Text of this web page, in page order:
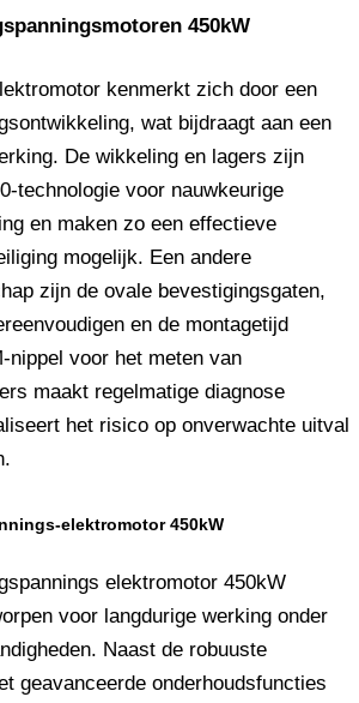
450kW
kenmerkt zich door een
wat bijdraagt ​​aan een
De wikkeling en lagers zijn
technologie voor nauwkeurige
en maken zo een effectieve
mogelijk. Een andere
zijn de ovale bevestigingsgaten,
en de montagetijd
nippel voor het meten van
maakt regelmatige diagnose
het risico op onverwachte uitval
elektromotor 450kW
elektromotor 450kW
voor langdurige werking onder
Naast de robuuste
geavanceerde onderhoudsfuncties